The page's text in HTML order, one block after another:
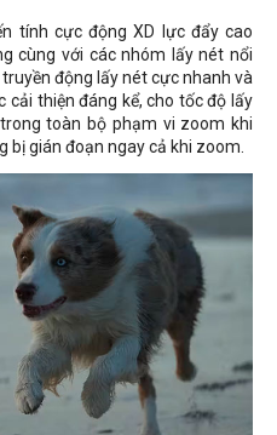
tính cực động XD lực đẩy cao
cùng với các nhóm lấy nét nổi
động lấy nét cực nhanh và
cải thiện đáng kể, cho tốc độ lấy
toàn bộ phạm vi zoom khi
bị gián đoạn ngay cả khi zoom.